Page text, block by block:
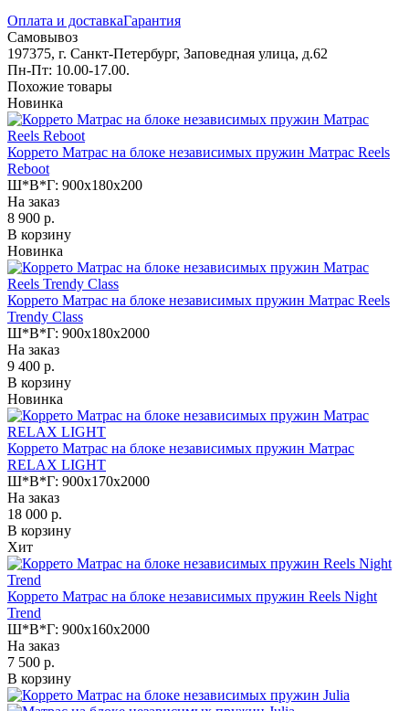
Оплата и доставкаГарантия
Самовывоз
197375, г. Санкт-Петербург, Заповедная улица, д.62
Пн-Пт: 10.00-17.00.
Похожие товары
Новинка
Коррето Матрас на блоке независимых пружин Матрас Reels
Reboot
Ш*В*Г: 900x180x200
На заказ
8 900 р.
В корзину
Новинка
Коррето Матрас на блоке независимых пружин Матрас Reels
Trendy Class
Ш*В*Г: 900x180x2000
На заказ
9 400 р.
В корзину
Новинка
Коррето Матрас на блоке независимых пружин Матрас
RELAX LIGHT
Ш*В*Г: 900x170x2000
На заказ
18 000 р.
В корзину
Хит
Коррето Матрас на блоке независимых пружин Reels Night
Trend
Ш*В*Г: 900x160x2000
На заказ
7 500 р.
В корзину